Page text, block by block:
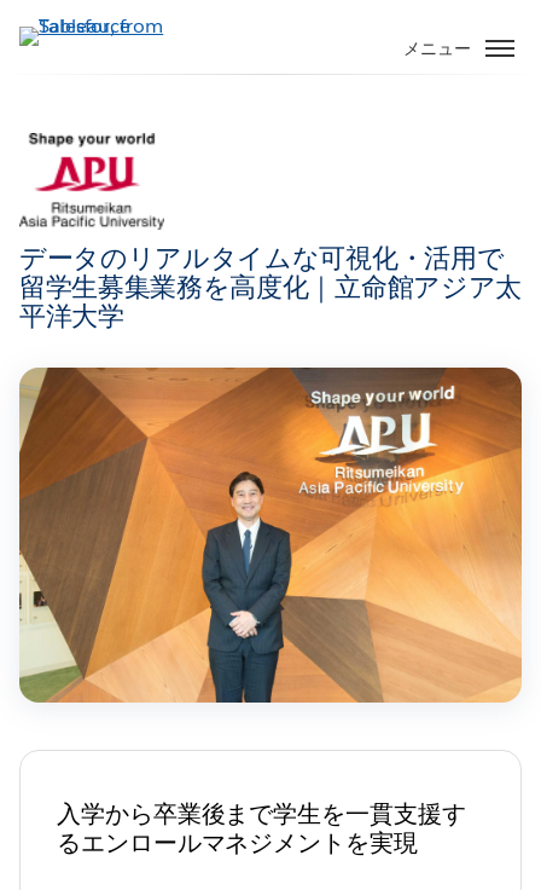
イ
ツ
メニュー
データのリアルタイムな可視化・活用で
留学生募集業務を高度化｜立命館アジア太
平洋大学
入学から卒業後まで学生を一貫支援す
るエンロールマネジメントを実現